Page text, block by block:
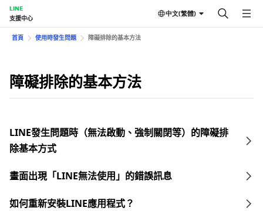
LINE
支援中心
中文(繁體)
首頁 使用時發生問題 障礙排除的基本方法
障礙排除的基本方法
LINE發生問題時（無法啟動、強制關閉等）的障礙排
除基本方式
畫面出現「LINE無法使用」的錯誤訊息
如何重新安裝LINE應用程式？